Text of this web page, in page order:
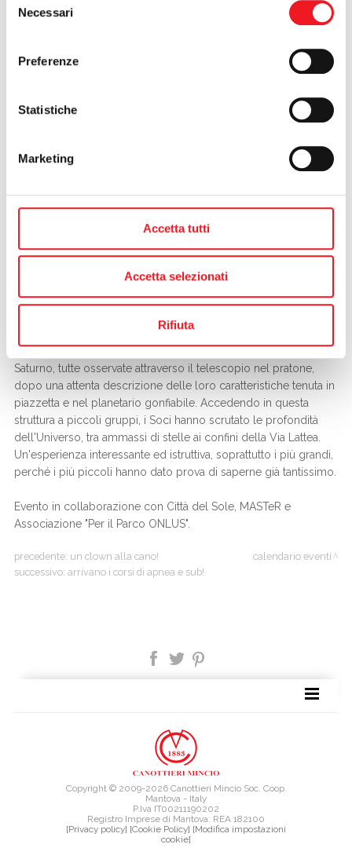
delNecessari
Preferenze
Statistiche
Marketing
Accetta tutti
Accetta selezionati
Rifiuta
abbiamo quella d’oro e quella d’argento, entrambe al Merito
sportivo. Abbiamo le stelle del canottaggio, della vela e di altre
dellastella Arturo. L’abbiamo scoperta grazie aMarco
Cattelan(Gruppo Astrofili Persicetani) che guidato, insieme
staff del MASTeR (Mantova Ambiente Scienza
Tecnologia e Ricerca), grandi e piccini all'osservazione delle
Arturo è la stella più luminosa della costellazione del Boote (il
bifolco) e deve il suo nome al greco (Arktôuros), il cui
Arturo tuttavia non è stato la “star” della serata "Spazio alle
Stelle", ma si è fatto soffiare la scena da luna, da Venere e da
Saturno, tutte osservate attraverso il telescopio nel pratone,
dopo una attenta descrizione delle loro caratteristiche tenuta in
piazzetta e nel planetario gonfiabile. Accedendo in questa
struttura a piccoli gruppi, i Soci hanno scrutato le profondità
dell'Universo, tra ammassi di stelle ai confini della Via Lattea.
Un'esperienza interessante ed istruttiva, soprattutto i più grandi,
perché i più piccoli hanno dato prova di saperne già tantissimo.
Evento in collaborazione con Città del Sole, MASTeR e
Associazione "Per il Parco ONLUS".
precedente: un clown alla cano!
successivo: arrivano i corsi di apnea e sub!
calendario eventi
Copyright © 2009-2026 Canottieri Mincio Soc. Coop.
Mantova - Italy
P.Iva IT00211190202
Registro Imprese di Mantova: REA 182100
[Privacy policy] [Cookie Policy] [Modifica impostazioni
cookie]